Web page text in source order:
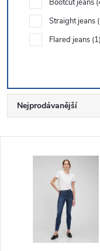
Bootcut jeans
Straight jeans
Flared jeans 1
Ř
a
Nejprodávanější
Abecedně